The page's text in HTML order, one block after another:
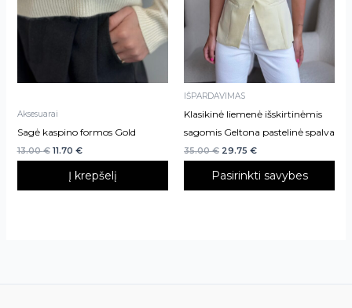
Aksesuarai
Sagė kaspino formos Gold
13.00€ 11.70 €
Į krepšelį
IŠPARDAVIMAS
Klasikinė liemenė išskirtinėmis
sagomis Geltona pastelinė spalva
35.00€ 29.75 €
Pasirinkti savybes
options
may
chosen
on
the
product
page